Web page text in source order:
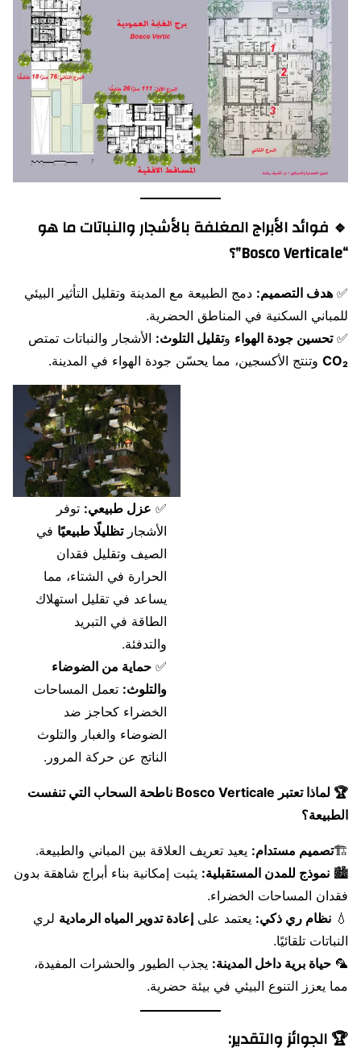
🔹 فوائد الأبراج المغلفة بالأشجار والنباتاتما هو
“Bosco Verticale”؟
✅ هدف التصميم: دمج الطبيعة مع المدينة وتقليل التأثير البيئي
للمباني السكنية في المناطق الحضرية.
✅تحسين جودة الهواء وتقليل التلوث: الأشجار والنباتات تمتص
CO₂ وتنتج الأكسجين، مما يحسّن جودة الهواء في المدينة.
✅ عزل طبيعي: توفر
الأشجارتظليلًا طبيعيًا في
الصيف وتقليل فقدان
الحرارة في الشتاء، مما
يساعد في تقليل استهلاك
الطاقة في التبريد
والتدفئة.
✅ حماية من الضوضاء
والتلوث: تعمل المساحات
الخضراء كحاجز ضد
الضوضاء والغبار والتلوث
الناتج عن حركة المرور.
🏆 لماذا تعتبر Bosco Verticale ناطحة السحاب التي تنفست
الطبيعة؟
🏗️تصميم مستدام: يعيد تعريف العلاقة بين المباني والطبيعة.
🏙️ نموذج للمدن المستقبلية: يثبت إمكانية بناء أبراج شاهقة بدون
فقدان المساحات الخضراء.
💧 نظام ري ذكي: يعتمد على إعادة تدوير المياه الرمادية لري
النباتات تلقائيًا.
🦜 حياة برية داخل المدينة: يجذب الطيور والحشرات المفيدة،
مما يعزز التنوع البيئي في بيئة حضرية.
🏆 الجوائز والتقدير: